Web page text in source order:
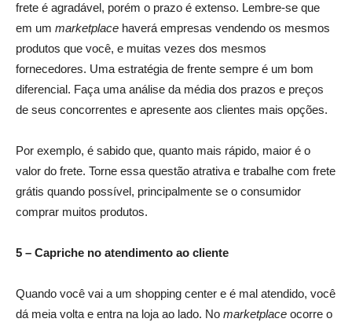
frete é agradável, porém o prazo é extenso. Lembre-se que
em um marketplace haverá empresas vendendo os mesmos
produtos que você, e muitas vezes dos mesmos
fornecedores. Uma estratégia de frente sempre é um bom
diferencial. Faça uma análise da média dos prazos e preços
de seus concorrentes e apresente aos clientes mais opções.
Por exemplo, é sabido que, quanto mais rápido, maior é o
valor do frete. Torne essa questão atrativa e trabalhe com frete
grátis quando possível, principalmente se o consumidor
comprar muitos produtos.
5 – Capriche no atendimento ao cliente
Quando você vai a um shopping center e é mal atendido, você
dá meia volta e entra na loja ao lado. No marketplace ocorre o